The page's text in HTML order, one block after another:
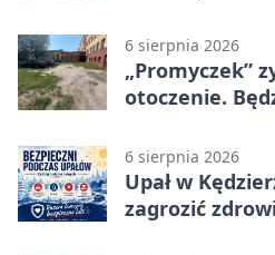
6 sierpnia 2026
„Promyczek”
otoczenie.
6 sierpnia 2026
Upał w
zagrozić